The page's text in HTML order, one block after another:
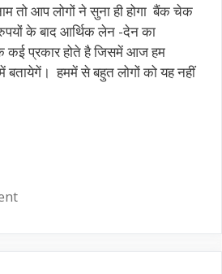
तो आप लोगों ने सुना ही होगा बैंक चेक
के बाद आर्थिक लेन -देन का
कई प्रकार होते है जिसमें आज हम
हममें से बहुत लोगों को यह नहीं